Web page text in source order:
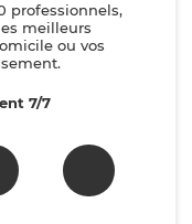
professionnels,
meilleurs
ou vos
7/7